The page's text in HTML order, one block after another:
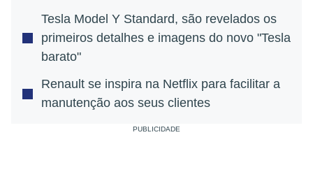
Tesla Model Y Standard, são revelados os
primeiros detalhes e imagens do novo "Tesla
barato"
Renault se inspira na Netflix para facilitar a
manutenção aos seus clientes